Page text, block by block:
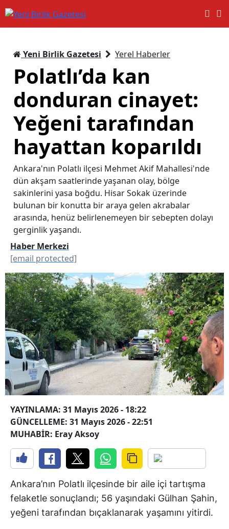
Yeni Birlik Gazetesi Yerel Haberler
Polatlı’da kan
donduran cinayet:
Yeğeni tarafından
hayattan koparıldı
Ankara'nın Polatlı ilçesi Mehmet Akif Mahallesi'nde
dün akşam saatlerinde yaşanan olay, bölge
sakinlerini yasa boğdu. Hisar Sokak üzerinde
bulunan bir konutta bir araya gelen akrabalar
arasında, henüz belirlenemeyen bir sebepten dolayı
gerginlik yaşandı.
Haber Merkezi
[email protected]
YAYINLAMA: 31 Mayıs 2026 - 18:22
GÜNCELLEME: 31 Mayıs 2026 - 22:51
MUHABİR: Eray Aksoy
Ankara’nın Polatlı ilçesinde bir aile içi tartışma
felaketle sonuçlandı; 56 yaşındaki Gülhan Şahin,
yeğeni tarafından bıçaklanarak yaşamını yitirdi.